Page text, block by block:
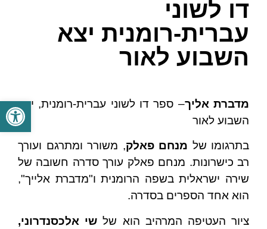
פתח
דו לשוני
עברית-רומנית יצא
השבוע לאור
מדברת אליך– ספר דו לשוני עברית-רומנית, יצא
השבוע לאור
בתרגומו של מנחם פאלק, משורר ומתרגם ועורך
רב כישרונות. מנחם פאלק עורך סדרה חשובה של
שירה ישראלית בשפה הרומנית ו"מדברת אלייך",
הוא אחד הספרים בסדרה.
ציור העטיפה המרהיב הוא שלשי אלכסנדרוני,